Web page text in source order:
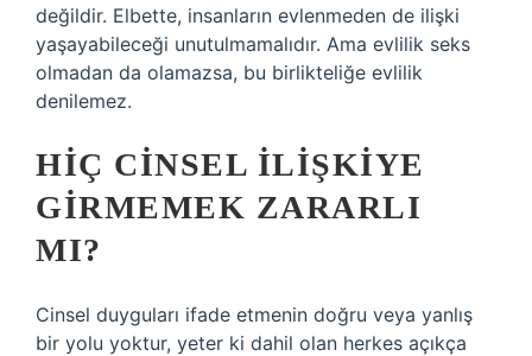
değildir. Elbette, insanların evlenmeden de ilişki
yaşayabileceği unutulmamalıdır. Ama evlilik seks
olmadan da olamazsa, bu birlikteliğe evlilik
denilemez.
HIÇ CINSEL ILIŞKIYE
GIRMEMEK ZARARLI
MI?
Cinsel duyguları ifade etmenin doğru veya yanlış
bir yolu yoktur, yeter ki dahil olan herkes açıkça